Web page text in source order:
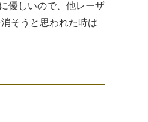
優しいので、他レーザ
そうと思われた時は